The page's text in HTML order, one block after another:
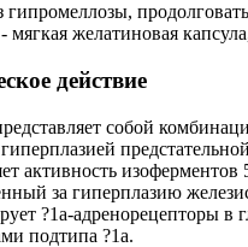
гипромеллозы,
мягкая желатиновая
действие
собой
активность
за гиперплазию
?1a-адренорецепторы
подтипа ?1a.